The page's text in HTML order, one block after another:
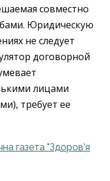
совместно
Юридическую
не следует
договорной
лицами
требует ее
газета "Здоров’я